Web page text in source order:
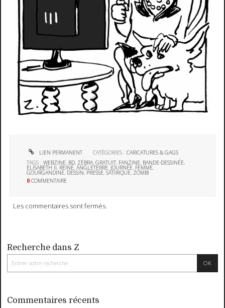
LIEN PERMANENT CATÉGORIES :CARICATURES & GAGS
TAGS :WEBZINE, BD, ZÉBRA,GRATUIT, FANZINE, BANDE-DESSINÉE,
ELISABETH II, REINE,ANGLETERRE, JOURNÉE, FEMME,
GOURGANDINE, DESSIN, PRESSE,SATIRIQUE,ZOMBI
0 COMMENTAIRE
Les commentaires sont fermés.
Recherche dans Z
Commentaires récents